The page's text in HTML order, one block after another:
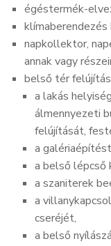
égéstermék-
napkollektor,
annak vagy
belső tér
a lakás
álmennyezeti
felújítását,
a
a belső lépcső
a szaniterek
a
cseréjét,
a belső